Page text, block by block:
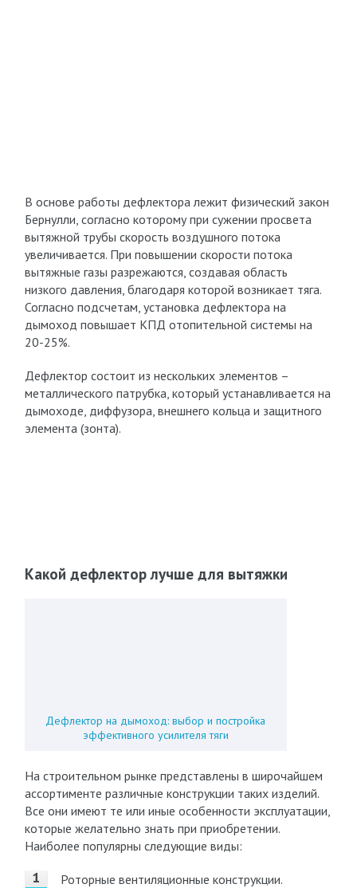
В основе работы дефлектора лежит физический закон
Бернулли, согласно которому при сужении просвета
вытяжной трубы скорость воздушного потока
увеличивается. При повышении скорости потока
вытяжные газы разрежаются, создавая область
низкого давления, благодаря которой возникает тяга.
Согласно подсчетам, установка дефлектора на
дымоход повышает КПД отопительной системы на
20-25%.
Дефлектор состоит из нескольких элементов –
металлического патрубка, который устанавливается на
дымоходе, диффузора, внешнего кольца и защитного
элемента (зонта).
Какой дефлектор лучше для вытяжки
Дефлектор на дымоход: выбор и постройка
эффективного усилителя тяги
На строительном рынке представлены в широчайшем
ассортименте различные конструкции таких изделий.
Все они имеют те или иные особенности эксплуатации,
которые желательно знать при приобретении.
Наиболее популярны следующие виды:
Роторные вентиляционные конструкции.